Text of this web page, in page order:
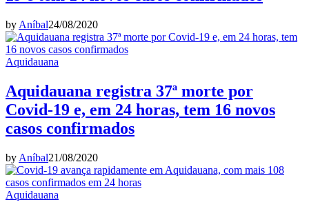
by Aníbal24/08/2020
Aquidauana
Aquidauana registra 37ª morte por
Covid-19 e, em 24 horas, tem 16 novos
casos confirmados
by Aníbal21/08/2020
Aquidauana